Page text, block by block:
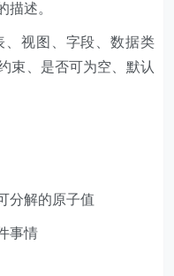
描述。
、视图、字段、数据类
束、是否可为空、默认
分解的原子值
事情